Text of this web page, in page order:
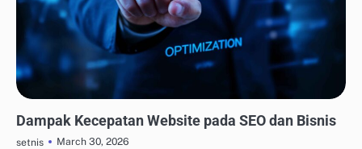
Dampak Kecepatan Website pada SEO dan Bisnis
setnis
March 30, 2026